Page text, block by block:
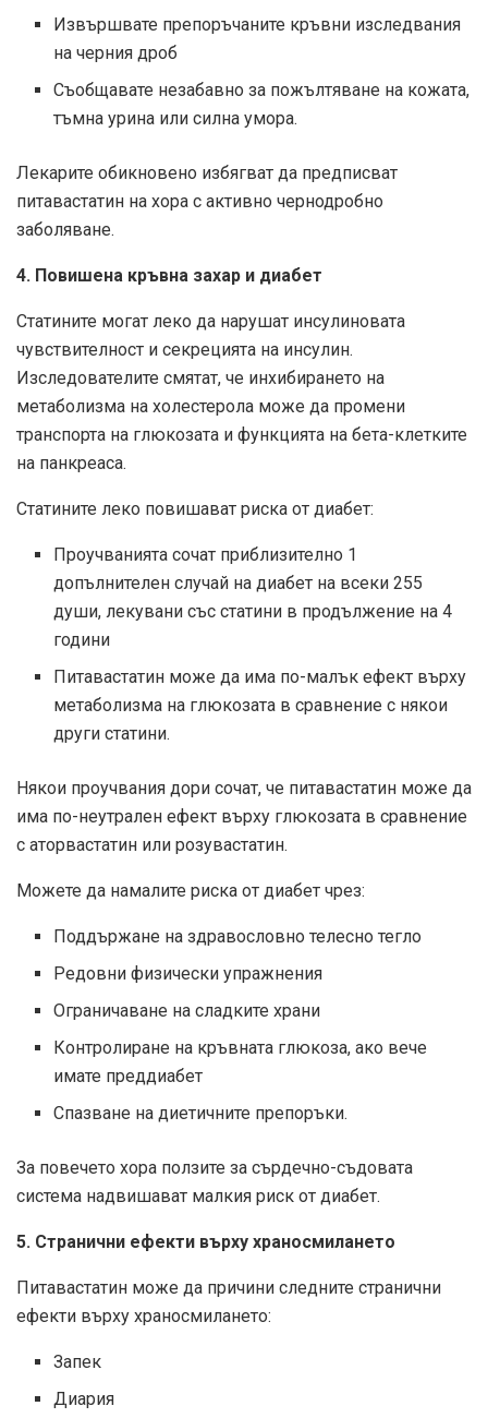
Извършвате препоръчаните кръвни изследвания
на черния дроб
Съобщавате незабавно за пожълтяване на кожата,
тъмна урина или силна умора.
Лекарите обикновено избягват да предписват
питавастатин на хора с активно чернодробно
заболяване.
4. Повишена кръвна захар и диабет
Статините могат леко да нарушат инсулиновата
чувствителност и секрецията на инсулин.
Изследователите смятат, че инхибирането на
метаболизма на холестерола може да промени
транспорта на глюкозата и функцията на бета-клетките
на панкреаса.
Статините леко повишават риска от диабет:
Проучванията сочат приблизително 1
допълнителен случай на диабет на всеки 255
души, лекувани със статини в продължение на 4
години
Питавастатин може да има по-малък ефект върху
метаболизма на глюкозата в сравнение с някои
други статини.
Някои проучвания дори сочат, че питавастатин може да
има по-неутрален ефект върху глюкозата в сравнение
с аторвастатин или розувастатин.
Можете да намалите риска от диабет чрез:
Поддържане на здравословно телесно тегло
Редовни физически упражнения
Ограничаване на сладките храни
Контролиране на кръвната глюкоза, ако вече
имате преддиабет
Спазване на диетичните препоръки.
За повечето хора ползите за сърдечно-съдовата
система надвишават малкия риск от диабет.
5. Странични ефекти върху храносмилането
Питавастатин може да причини следните странични
ефекти върху храносмилането:
Запек
Диария